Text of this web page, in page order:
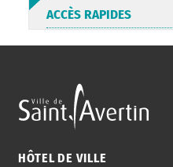
ACCÈS RAPIDES
ANNUAIRE
HORAIRES
HÔTEL DE VILLE